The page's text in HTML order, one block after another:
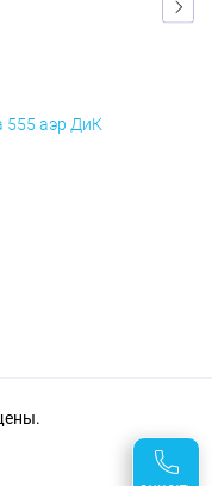
555 аэр ДиК